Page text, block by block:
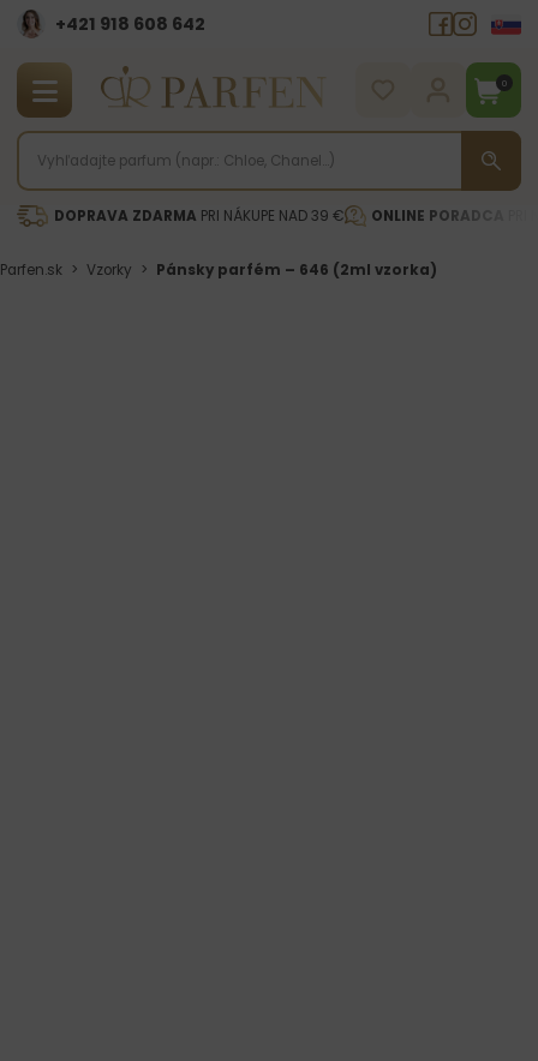
+421 918 608 642‬
0
DOPRAVA ZDARMA PRI NÁKUPE NAD 39 € ONLINE PORADCA
Parfen.sk > Vzorky > Pánsky parfém – 646 (2ml vzorka)